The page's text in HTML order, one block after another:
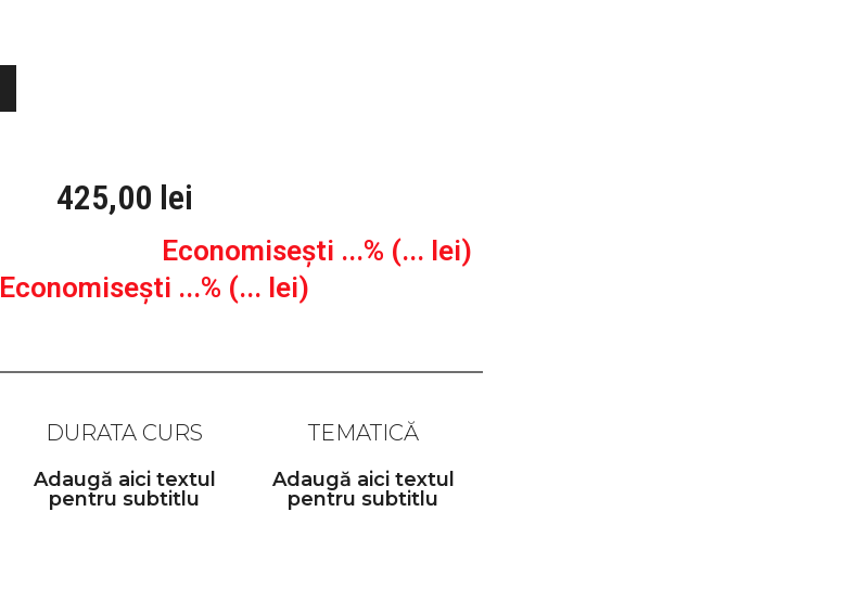
425,00 lei
Economisești ...% (... lei)
Economisești ...% (... lei)
DURATA CURS
Adaugă aici textul
pentru subtitlu
TEMATICĂ
Adaugă aici textul
pentru subtitlu